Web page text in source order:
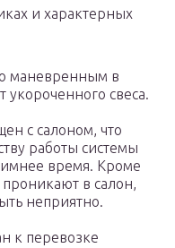
и характерных
маневренным в
укороченного свеса.
с салоном, что
работы системы
время. Кроме
проникают в салон,
неприятно.
к перевозке